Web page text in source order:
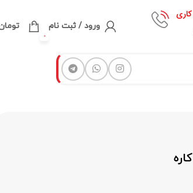
ورود / ثبت نام
0